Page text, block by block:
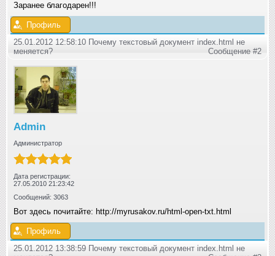
Заранее благодарен!!!
Профиль
25.01.2012 12:58:10 Почему текстовый документ index.html не
меняется?
Сообщение #2
Admin
Администратор
Дата регистрации:
27.05.2010 21:23:42
Сообщений: 3063
Вот здесь почитайте: http://myrusakov.ru/html-open-txt.html
Профиль
25.01.2012 13:38:59 Почему текстовый документ index.html не